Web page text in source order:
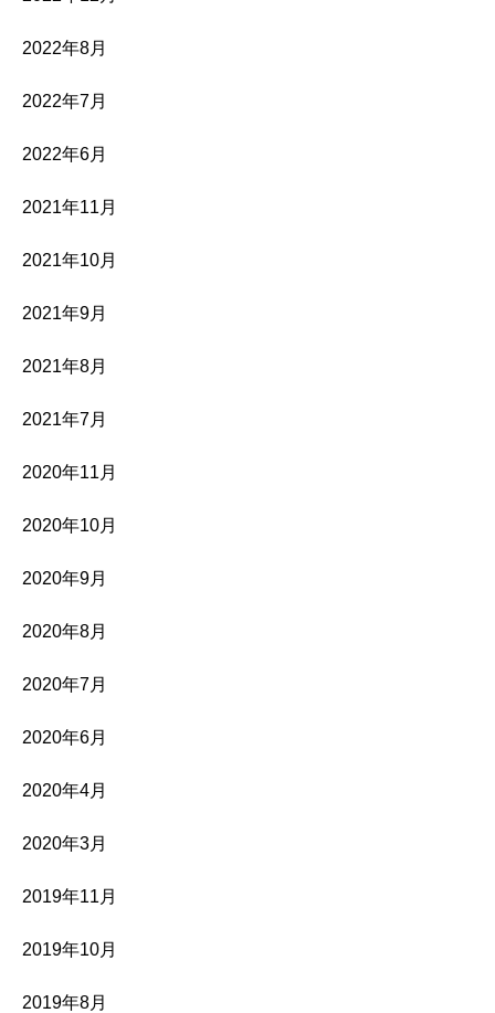
2022年8月
2022年7月
2022年6月
2021年11月
2021年10月
2021年9月
2021年8月
2021年7月
2020年11月
2020年10月
2020年9月
2020年8月
2020年7月
2020年6月
2020年4月
2020年3月
2019年11月
2019年10月
2019年8月